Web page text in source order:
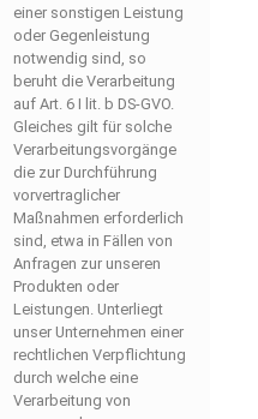
einer sonstigen Leistung
oder Gegenleistung
notwendig sind, so
beruht die Verarbeitung
auf Art. 6 I lit. b DS-GVO.
Gleiches gilt für solche
Verarbeitungsvorgänge
die zur Durchführung
vorvertraglicher
Maßnahmen erforderlich
sind, etwa in Fällen von
Anfragen zur unseren
Produkten oder
Leistungen. Unterliegt
unser Unternehmen einer
rechtlichen Verpflichtung
durch welche eine
Verarbeitung von